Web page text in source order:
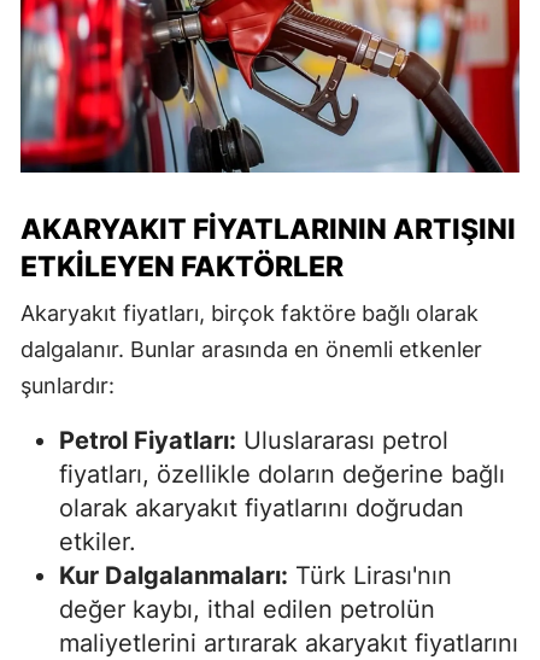
AKARYAKIT FIYATLARININ ARTIŞINI
ETKILEYEN FAKTÖRLER
Akaryakıt fiyatları, birçok faktöre bağlı olarak
dalgalanır. Bunlar arasında en önemli etkenler
şunlardır:
Petrol Fiyatları: Uluslararası petrol
fiyatları, özellikle doların değerine bağlı
olarak akaryakıt fiyatlarını doğrudan
etkiler.
Kur Dalgalanmaları: Türk Lirası'nın
değer kaybı, ithal edilen petrolün
maliyetlerini artırarak akaryakıt fiyatlarını